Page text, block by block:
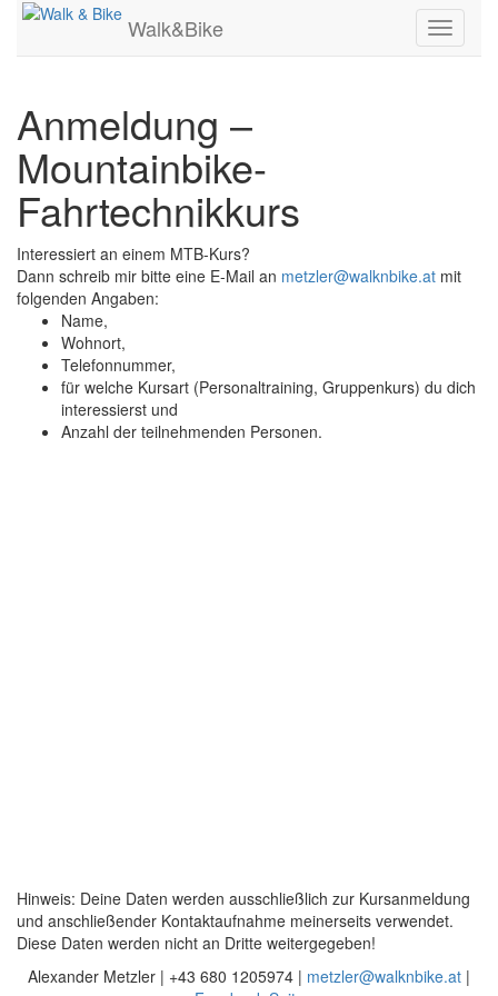
Toggle
Walk&Bike
Anmeldung –
Mountainbike-
Fahrtechnikkurs
Interessiert an einem MTB-Kurs?
Dann schreib mir bitte eine E-Mail an metzler@walknbike.at mit
folgenden Angaben:
Name,
Wohnort,
Telefonnummer,
für welche Kursart (Personaltraining, Gruppenkurs) du dich
interessierst und
Anzahl der teilnehmenden Personen.
Hinweis: Deine Daten werden ausschließlich zur Kursanmeldung
und anschließender Kontaktaufnahme meinerseits verwendet.
Diese Daten werden nicht an Dritte weitergegeben!
Alexander Metzler | +43 680 1205974 | metzler@walknbike.at |